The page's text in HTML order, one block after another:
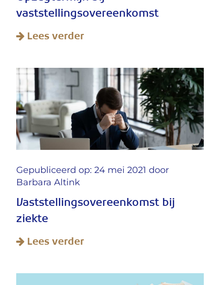
vaststellingsovereenkomst
Lees verder
Gepubliceerd op: 24 mei 2021 door
Barbara Altink
Vaststellingsovereenkomst bij
ziekte
Lees verder